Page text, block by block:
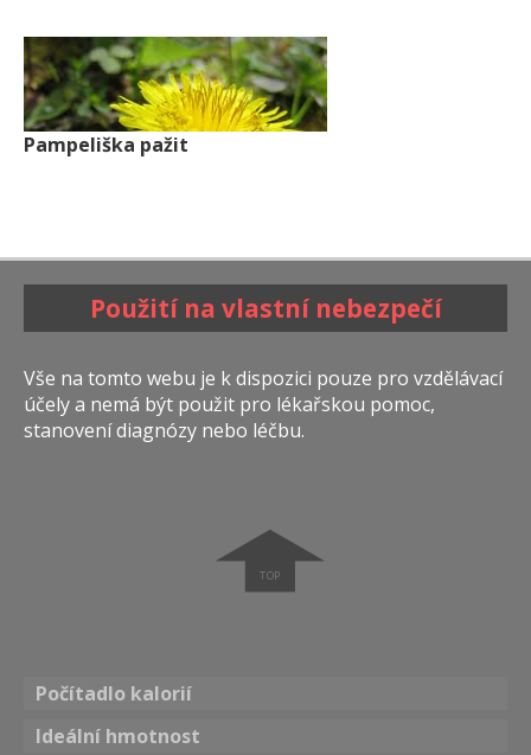
Pampeliška pažit
Použití na vlastní nebezpečí
Vše na tomto webu je k dispozici pouze pro vzdělávací
účely a nemá být použit pro lékařskou pomoc,
stanovení diagnózy nebo léčbu.
➧
Počítadlo kalorií
Ideální hmotnost